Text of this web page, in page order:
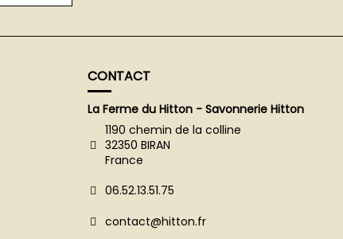
CONTACT
La Ferme du Hitton - Savonnerie Hitton
1190 chemin de la colline
32350 BIRAN
France
06.52.13.51.75
contact@hitton.fr